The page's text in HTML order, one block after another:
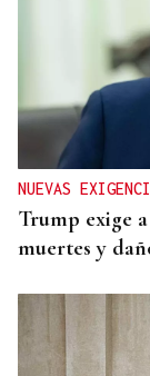
NUEVAS
Trump exige
muertes y